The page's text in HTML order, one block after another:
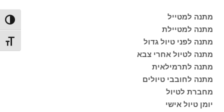
מתג
מתנה למטייל
מתנה למטיילת
מתנה לפני טיול גדול
מתנה לטיול אחרי צבא
מתנה לתרמילאית
מתנה לחובבי טיולים
מחברת לטיול
יומן טיול אישי